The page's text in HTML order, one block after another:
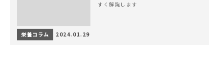
すく解説します
栄養コラム 2024.01.29